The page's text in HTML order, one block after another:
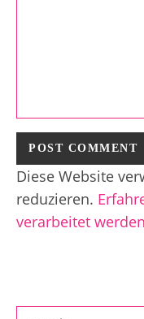
Diese Website
reduzieren.
verarbeitet